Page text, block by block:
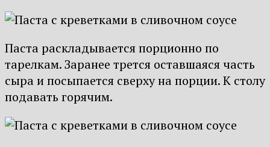
Паста раскладывается порционно по
тарелкам. Заранее трется оставшаяся часть
сыра и посыпается сверху на порции. К столу
подавать горячим.